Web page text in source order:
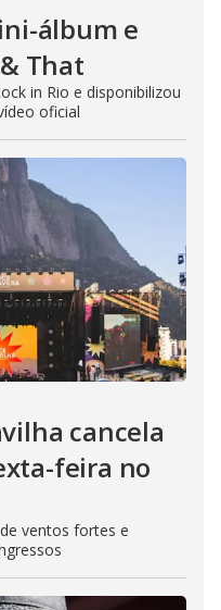
álbum e
That
in Rio e disponibilizou
oficial
cancela
feira no
ventos fortes e